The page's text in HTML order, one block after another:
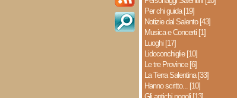
Per chi guida [19]
Notizie dal Salento [43]
Musica e Concerti [1]
Luoghi [17]
Lidoconchiglie [10]
Le tre Province [6]
La Terra Salentina [33]
Hanno scritto... [10]